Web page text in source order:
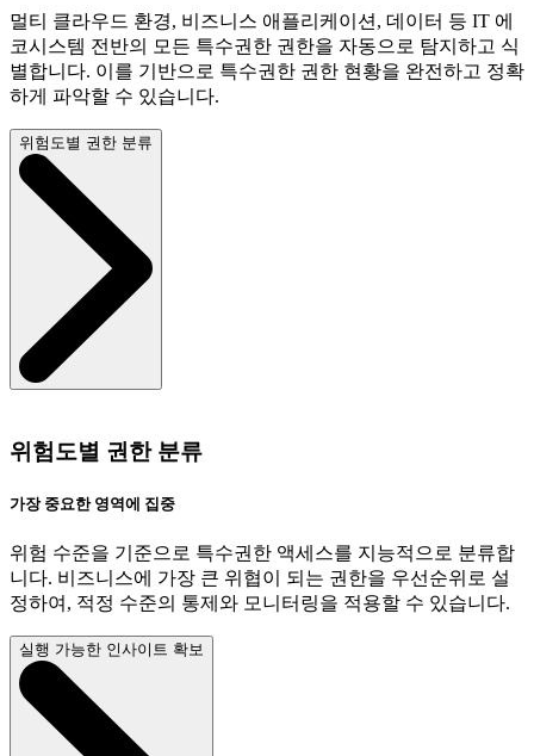
멀티 클라우드 환경, 비즈니스 애플리케이션, 데이터 등 IT 에
코시스템 전반의 모든 특수권한 권한을 자동으로 탐지하고 식
별합니다. 이를 기반으로 특수권한 권한 현황을 완전하고 정확
하게 파악할 수 있습니다.
위험도별 권한 분류
위험도별 권한 분류
가장 중요한 영역에 집중
위험 수준을 기준으로 특수권한 액세스를 지능적으로 분류합
니다. 비즈니스에 가장 큰 위협이 되는 권한을 우선순위로 설
정하여, 적정 수준의 통제와 모니터링을 적용할 수 있습니다.
실행 가능한 인사이트 확보